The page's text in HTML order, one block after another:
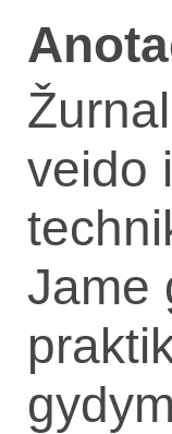
veido
Jame